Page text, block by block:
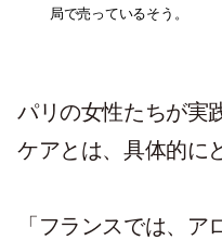
局で売っているそう。
パリの女性たちが実
ケアとは、具体的に
「フランスでは、